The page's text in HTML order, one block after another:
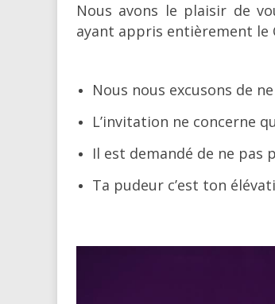
Nous avons le plaisir de
ayant appris entièrement le
Nous nous excusons de
L’invitation ne concerne
Il est demandé de ne pas
Ta pudeur c’est ton